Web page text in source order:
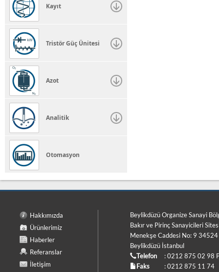
Kayıt
Tristör Güç Ünitesi
Azot
Analitik
Otomasyon
Hakkımızda
Ürünlerimiz
Haberler
Referanslar
İletişim
Beylikdüzü Organize Sanayi
Bakır ve Pirinç Sanayicileri
Menekşe Caddesi No: 9 34524
Beylikdüzü İstanbul
Telefon
: 0212 875 02 98
Faks
: 0212 875 11 74